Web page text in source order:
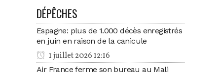
DÉPÊCHES
Espagne: plus de 1.000 décès enregistrés
en juin en raison de la canicule
1 juillet 2026 12:16
Air France ferme son bureau au Mali